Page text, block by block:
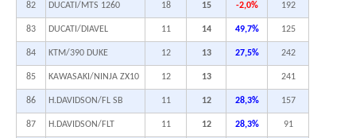
82 DUCATI/MTS 1260 18 15 -2,0% 192
83 DUCATI/DIAVEL 11 14 49,7% 125
84 KTM/390 DUKE 12 13 27,5% 242
85 KAWASAKI/NINJA ZX10 12 13 241
86 H.DAVIDSON/FL SB 11 12 28,3% 157
87 H.DAVIDSON/FLT 11 12 28,3% 91